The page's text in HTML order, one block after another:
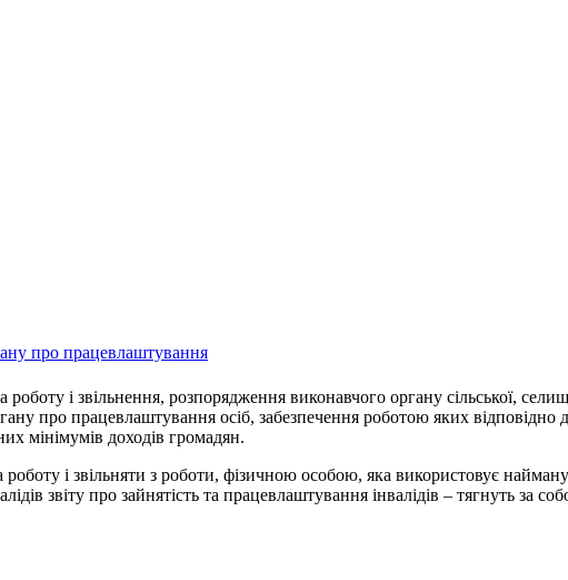
про працевлаштування
і звільнення, розпорядження виконавчого органу сільської,
про працевлаштування осіб, забезпечення роботою яких відповідно
мінімумів доходів громадян.
і звільняти з роботи, фізичною особою, яка використовує
звіту про зайнятість та працевлаштування інвалідів – тягнуть за